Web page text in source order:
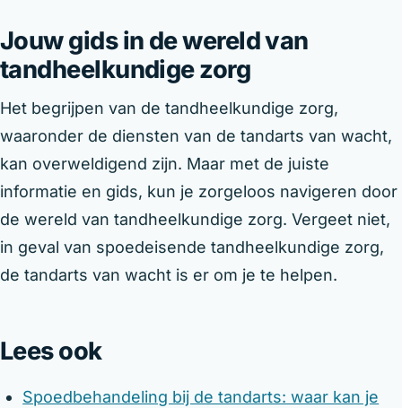
Jouw gids in de wereld van
tandheelkundige zorg
Het begrijpen van de tandheelkundige zorg,
waaronder de diensten van de tandarts van wacht,
kan overweldigend zijn. Maar met de juiste
informatie en gids, kun je zorgeloos navigeren door
de wereld van tandheelkundige zorg. Vergeet niet,
in geval van spoedeisende tandheelkundige zorg,
de tandarts van wacht is er om je te helpen.
Lees ook
Spoedbehandeling bij de tandarts: waar kan je